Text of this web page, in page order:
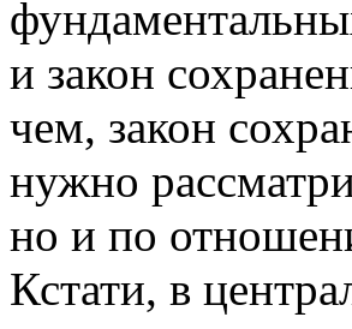
и закон
чем, закон
нужно
но и по
Кстати, в